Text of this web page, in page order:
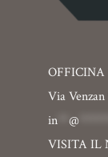
OFFICINA
Via
in
@
VISITA IL